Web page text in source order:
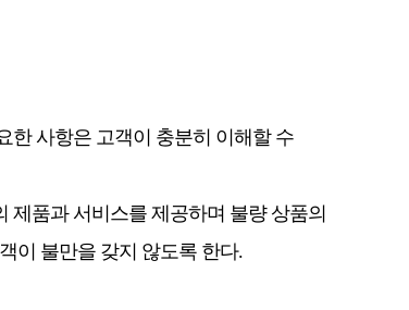
한 사항은 고객이 충분히 이해할 수
제품과 서비스를 제공하며 불량 상품의
이 불만을 갖지 않도록 한다.